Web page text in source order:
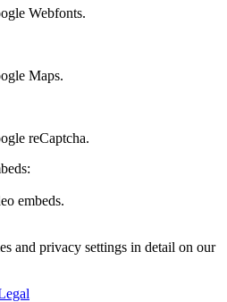
Webfonts.
Maps.
reCaptcha.
embeds.
and privacy settings in detail on our